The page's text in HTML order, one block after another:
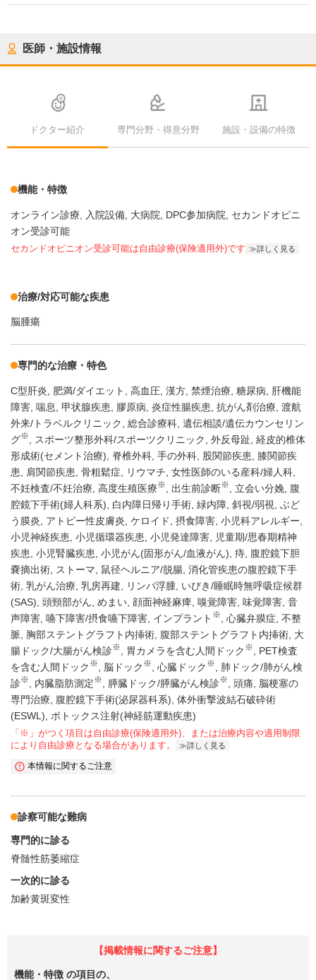
医師・施設情報
ドクター紹介 専門分野・得意分野 施設・設備の特徴
機能・特徴
オンライン診療 入院設備 大病院 DPC参加病院
セカンドオピニ
オン受診可能
セカンドオピニオン受診可能は自由診療(保険適用外)です 詳しく見る
治療/対応可能な疾患
脳腫瘍
専門的な治療・特色
C型肝炎 肥満/ダイエット 高血圧 漢方 禁煙治療 糖尿病
肝機能
障害 喘息 甲状腺疾患 膠原病 炎症性腸疾患 抗がん剤治療 渡航
外来/トラベルクリニック
総合診療科 遺伝相談/遺伝カウンセリン
グ※ スポーツ整形外科/スポーツクリニック 外反母趾 経皮的椎体
形成術(セメント治療)
脊椎外科 手の外科 股関節疾患
膝関節疾
患
肩関節疾患 骨粗鬆症 リウマチ 女性医師のいる産科/婦人科
不妊検査/不妊治療 高度生殖医療※ 出生前診断※ 立会い分娩 腹
腔鏡下手術(婦人科系)
白内障日帰り手術 緑内障 斜視/弱視
ぶど
う膜炎
アトピー性皮膚炎 ケロイド 摂食障害 小児科アレルギー
小児神経疾患 小児循環器疾患 小児発達障害
児童期/思春期精神
疾患 小児腎臓疾患 小児がん(固形がん/血液がん) 痔 腹腔鏡下胆
嚢摘出術
ストーマ 鼠径ヘルニア/脱腸 消化管疾患の腹腔鏡下手
術 乳がん治療 乳房再建 リンパ浮腫 いびき/睡眠時無呼吸症候群
(SAS) 頭頸部がん めまい 顔面神経麻痺 嗅覚障害 味覚障害 音
声障害 嚥下障害/摂食嚥下障害 インプラント ※ 心臓弁膜症 不整
脈
胸部ステントグラフト内挿術 腹部ステントグラフト内挿術 大
腸ドック/大腸がん検診※ 胃カメラを含む人間ドック ※
PET検査
を含む人間ドック ※ 脳ドック ※ 心臓ドック ※
肺ドック/肺がん検
診※ 内臓脂肪測定※ 膵臓ドック/膵臓がん検診※ 頭痛
脳梗塞の
専門治療
腹腔鏡下手術(泌尿器科系) 体外衝撃波結石破砕術
(ESWL)
ボトックス注射(神経筋運動疾患)
「※」がつく項目は自由診療(保険適用外)、または治療内容や適用制限
により自由診療となる場合があります。
詳しく見る
本情報に関するご注意
診察可能な難病
専門的に診る
脊髄性筋萎縮症
一次的に診る
加齢黄斑変性
【掲載情報に関するご注意】
機能・特徴 の項目の、